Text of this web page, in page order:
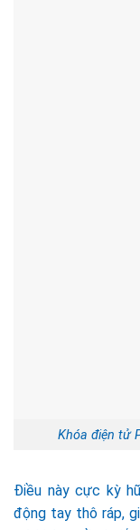
Khóa điện tử
Điều này cực kỳ
động tay thô ráp,